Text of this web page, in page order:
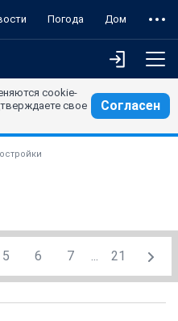
Погода Дом
cookie-
свое
Согласен
5 6 7 ... 21